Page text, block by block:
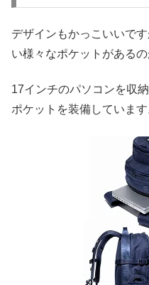
デザインもかっこいいで
い様々なポケットがあるの
17インチのパソコンを収
ポケットを装備しています